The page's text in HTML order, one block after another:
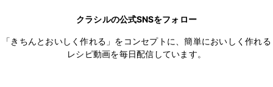
クラシルの公式SNSをフォロー
「きちんとおいしく作れる」をコンセプトに、簡単においしく作れる
レシピ動画を毎日配信しています。